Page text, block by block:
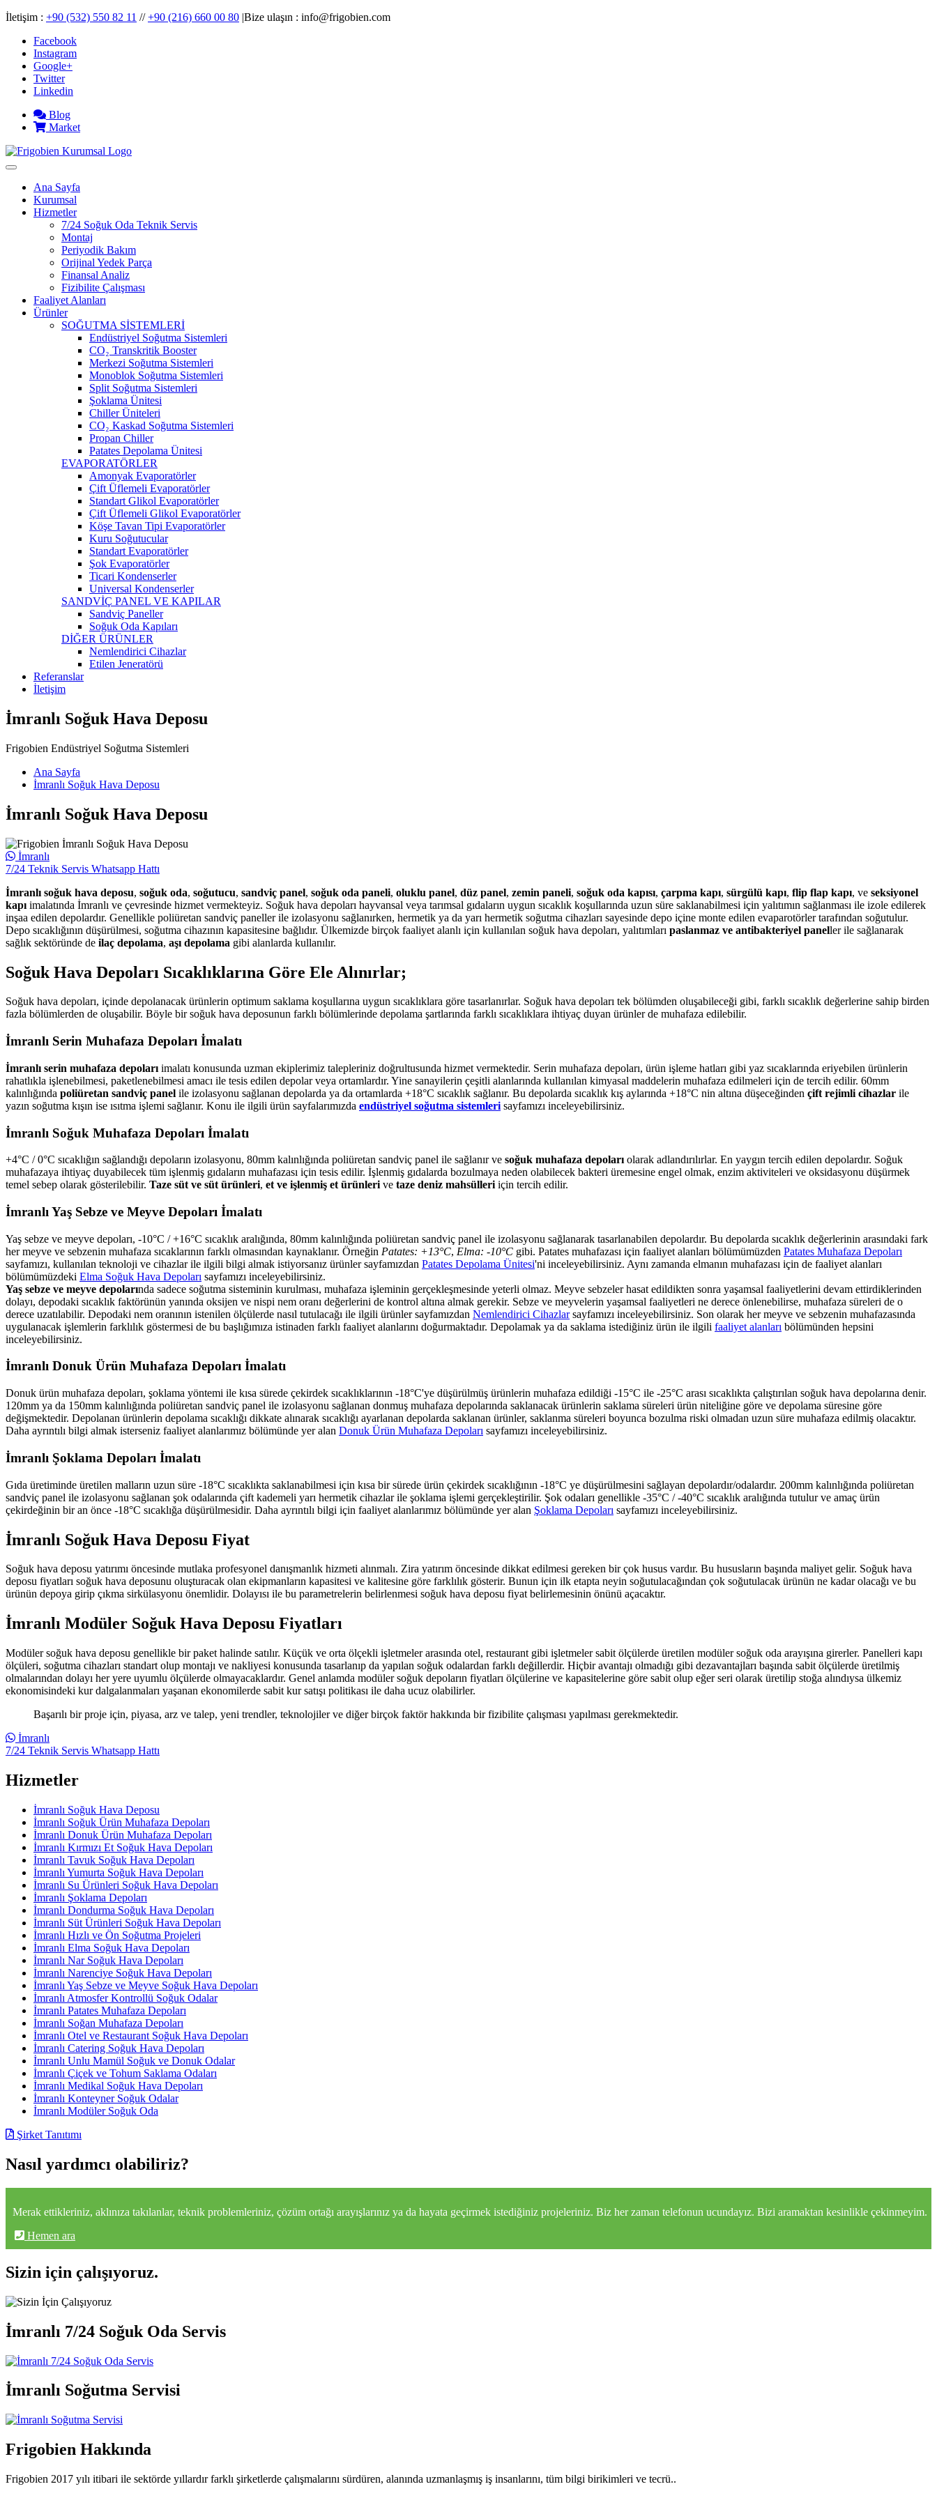
İletişim : +90 (532) 550 82 11 //+90 (216) 660 00 80 |Bize ulaşın : info@frigobien.com
Facebook
Instagram
Google+
Twitter
Linkedin
Blog
Market
Ana Sayfa
Kurumsal
Hizmetler
7/24 Soğuk Oda Teknik Servis
Montaj
Periyodik Bakım
Orijinal Yedek Parça
Finansal Analiz
Fizibilite Çalışması
Faaliyet Alanları
Ürünler
SOĞUTMA SİSTEMLERİ
Endüstriyel Soğutma Sistemleri
CO₂ Transkritik Booster
Merkezi Soğutma Sistemleri
Monoblok Soğutma Sistemleri
Split Soğutma Sistemleri
Şoklama Ünitesi
Chiller Üniteleri
CO₂ Kaskad Soğutma Sistemleri
Propan Chiller
Patates Depolama Ünitesi
EVAPORATÖRLER
Amonyak Evaporatörler
Çift Üflemeli Evaporatörler
Standart Glikol Evaporatörler
Çift Üflemeli Glikol Evaporatörler
Köşe Tavan Tipi Evaporatörler
Kuru Soğutucular
Standart Evaporatörler
Şok Evaporatörler
Ticari Kondenserler
Universal Kondenserler
SANDVİÇ PANEL VE KAPILAR
Sandviç Paneller
Soğuk Oda Kapıları
DİĞER ÜRÜNLER
Nemlendirici Cihazlar
Etilen Jeneratörü
Referanslar
İletişim
İmranlı Soğuk Hava Deposu
Frigobien Endüstriyel Soğutma Sistemleri
Ana Sayfa
İmranlı Soğuk Hava Deposu
İmranlı Soğuk Hava Deposu
İmranlı
7/24 Teknik Servis Whatsapp Hattı
İmranlı soğuk hava deposu, soğuk oda, soğutucu, sandviç panel, soğuk oda paneli, oluklu panel, düz panel, zemin paneli, soğuk oda kapısı, çarpma kapı, sürgülü kapı, flip flap kapı, ve seksiyonel
kapı imalatında İmranlı ve çevresinde hizmet vermekteyiz. Soğuk hava depoları hayvansal veya tarımsal gıdaların uygun sıcaklık koşullarında uzun süre saklanabilmesi için yalıtımın sağlanması ile izole edilerek
inşaa edilen depolardır. Genellikle poliüretan sandviç paneller ile izolasyonu sağlanırken, hermetik ya da yarı hermetik soğutma cihazları sayesinde depo içine monte edilen evaparotörler tarafından soğutulur.
Depo sıcaklığının düşürülmesi, soğutma cihazının kapasitesine bağlıdır. Ülkemizde birçok faaliyet alanlı için kullanılan soğuk hava depoları, yalıtımları paslanmaz ve antibakteriyel paneller ile sağlanarak
sağlık sektöründe de ilaç depolama, aşı depolama gibi alanlarda kullanılır.
Soğuk Hava Depoları Sıcaklıklarına Göre Ele Alınırlar;
Soğuk hava depoları, içinde depolanacak ürünlerin optimum saklama koşullarına uygun sıcaklıklara göre tasarlanırlar. Soğuk hava depoları tek bölümden oluşabileceği gibi, farklı sıcaklık değerlerine sahip birden
fazla bölümlerden de oluşabilir. Böyle bir soğuk hava deposunun farklı bölümlerinde depolama şartlarında farklı sıcaklıklara ihtiyaç duyan ürünler de muhafaza edilebilir.
İmranlı Serin Muhafaza Depoları İmalatı
İmranlı serin muhafaza depoları imalatı konusunda uzman ekiplerimiz talepleriniz doğrultusunda hizmet vermektedir. Serin muhafaza depoları, ürün işleme hatları gibi yaz sıcaklarında eriyebilen ürünlerin
rahatlıkla işlenebilmesi, paketlenebilmesi amacı ile tesis edilen depolar veya ortamlardır. Yine sanayilerin çeşitli alanlarında kullanılan kimyasal maddelerin muhafaza edilmeleri için de tercih edilir. 60mm
kalınlığında poliüretan sandviç panel ile izolasyonu sağlanan depolarda ya da ortamlarda +18°C sıcaklık sağlanır. Bu depolarda sıcaklık kış aylarında +18°C nin altına düşeceğinden çift rejimli cihazlar ile
yazın soğutma kışın ise ısıtma işlemi sağlanır. Konu ile ilgili ürün sayfalarımızda endüstriyel soğutma sistemleri sayfamızı inceleyebilirsiniz.
İmranlı Soğuk Muhafaza Depoları İmalatı
+4°C / 0°C sıcaklığın sağlandığı depoların izolasyonu, 80mm kalınlığında poliüretan sandviç panel ile sağlanır ve soğuk muhafaza depoları olarak adlandırılırlar. En yaygın tercih edilen depolardır. Soğuk
muhafazaya ihtiyaç duyabilecek tüm işlenmiş gıdaların muhafazası için tesis edilir. İşlenmiş gıdalarda bozulmaya neden olabilecek bakteri üremesine engel olmak, enzim aktiviteleri ve oksidasyonu düşürmek
temel sebep olarak gösterilebilir. Taze süt ve süt ürünleri, et ve işlenmiş et ürünleri ve taze deniz mahsülleri için tercih edilir.
İmranlı Yaş Sebze ve Meyve Depoları İmalatı
Yaş sebze ve meyve depoları, -10°C / +16°C sıcaklık aralığında, 80mm kalınlığında poliüretan sandviç panel ile izolasyonu sağlanarak tasarlanabilen depolardır. Bu depolarda sıcaklık değerlerinin arasındaki fark
her meyve ve sebzenin muhafaza sıcaklarının farklı olmasından kaynaklanır. Örneğin Patates: +13°C, Elma: -10°C gibi. Patates muhafazası için faaliyet alanları bölümümüzden Patates Muhafaza Depoları
sayfamızı, kullanılan teknoloji ve cihazlar ile ilgili bilgi almak istiyorsanız ürünler sayfamızdan Patates Depolama Ünitesi'ni inceleyebilirsiniz. Aynı zamanda elmanın muhafazası için de faaliyet alanları
bölümümüzdeki Elma Soğuk Hava Depoları sayfamızı inceleyebilirsiniz.
Yaş sebze ve meyve depolarında sadece soğutma sisteminin kurulması, muhafaza işleminin gerçekleşmesinde yeterli olmaz. Meyve sebzeler hasat edildikten sonra yaşamsal faaliyetlerini devam ettirdiklerinden
dolayı, depodaki sıcaklık faktörünün yanında oksijen ve nispi nem oranı değerlerini de kontrol altına almak gerekir. Sebze ve meyvelerin yaşamsal faaliyetleri ne derece önlenebilirse, muhafaza süreleri de o
derece uzatılabilir. Depodaki nem oranının istenilen ölçülerde nasıl tutulacağı ile ilgili ürünler sayfamızdan Nemlendirici Cihazlarsayfamızı inceleyebilirsiniz. Son olarak her meyve ve sebzenin muhafazasında
uygulanacak işlemlerin farklılık göstermesi de bu başlığımıza istinaden farklı faaliyet alanlarını doğurmaktadır. Depolamak ya da saklama istediğiniz ürün ile ilgili faaliyet alanları bölümünden hepsini
inceleyebilirsiniz.
İmranlı Donuk Ürün Muhafaza Depoları İmalatı
Donuk ürün muhafaza depoları, şoklama yöntemi ile kısa sürede çekirdek sıcaklıklarının -18°C'ye düşürülmüş ürünlerin muhafaza edildiği -15°C ile -25°C arası sıcaklıkta çalıştırılan soğuk hava depolarına denir.
120mm ya da 150mm kalınlığında poliüretan sandviç panel ile izolasyonu sağlanan donmuş muhafaza depolarında saklanacak ürünlerin saklama süreleri ürün niteliğine göre ve depolama süresine göre
değişmektedir. Depolanan ürünlerin depolama sıcaklığı dikkate alınarak sıcaklığı ayarlanan depolarda saklanan ürünler, saklanma süreleri boyunca bozulma riski olmadan uzun süre muhafaza edilmiş olacaktır.
Daha ayrıntılı bilgi almak isterseniz faaliyet alanlarımız bölümünde yer alan Donuk Ürün Muhafaza Depoları sayfamızı inceleyebilirsiniz.
İmranlı Şoklama Depoları İmalatı
Gıda üretiminde üretilen malların uzun süre -18°C sıcaklıkta saklanabilmesi için kısa bir sürede ürün çekirdek sıcaklığının -18°C ye düşürülmesini sağlayan depolardır/odalardır. 200mm kalınlığında poliüretan
sandviç panel ile izolasyonu sağlanan şok odalarında çift kademeli yarı hermetik cihazlar ile şoklama işlemi gerçekleştirilir. Şok odaları genellikle -35°C / -40°C sıcaklık aralığında tutulur ve amaç ürün
çekirdeğinin bir an önce -18°C sıcaklığa düşürülmesidir. Daha ayrıntılı bilgi için faaliyet alanlarımız bölümünde yer alan Şoklama Depoları sayfamızı inceleyebilirsiniz.
İmranlı Soğuk Hava Deposu Fiyat
Soğuk hava deposu yatırımı öncesinde mutlaka profesyonel danışmanlık hizmeti alınmalı. Zira yatırım öncesinde dikkat edilmesi gereken bir çok husus vardır. Bu hususların başında maliyet gelir. Soğuk hava
deposu fiyatları soğuk hava deposunu oluşturacak olan ekipmanların kapasitesi ve kalitesine göre farklılık gösterir. Bunun için ilk etapta neyin soğutulacağından çok soğutulacak ürünün ne kadar olacağı ve bu
ürünün depoya girip çıkma sirkülasyonu önemlidir. Dolayısı ile bu parametrelerin belirlenmesi soğuk hava deposu fiyat belirlemesinin önünü açacaktır.
İmranlı Modüler Soğuk Hava Deposu Fiyatları
Modüler soğuk hava deposu genellikle bir paket halinde satılır. Küçük ve orta ölçekli işletmeler arasında otel, restaurant gibi işletmeler sabit ölçülerde üretilen modüler soğuk oda arayışına girerler. Panelleri kapı
ölçüleri, soğutma cihazları standart olup montajı ve nakliyesi konusunda tasarlanıp da yapılan soğuk odalardan farklı değillerdir. Hiçbir avantajı olmadığı gibi dezavantajları başında sabit ölçülerde üretilmiş
olmalarından dolayı her yere uyumlu ölçülerde olmayacaklardır. Genel anlamda modüler soğuk depoların fiyatları ölçülerine ve kapasitelerine göre sabit olup eğer seri olarak üretilip stoğa alındıysa ülkemiz
ekonomisindeki kur dalgalanmaları yaşanan ekonomilerde sabit kur satışı politikası ile daha ucuz olabilirler.
Başarılı bir proje için, piyasa, arz ve talep, yeni trendler, teknolojiler ve diğer birçok faktör hakkında bir fizibilite çalışması yapılması gerekmektedir.
İmranlı
7/24 Teknik Servis Whatsapp Hattı
Hizmetler
İmranlı Soğuk Hava Deposu
İmranlı Soğuk Ürün Muhafaza Depoları
İmranlı Donuk Ürün Muhafaza Depoları
İmranlı Kırmızı Et Soğuk Hava Depoları
İmranlı Tavuk Soğuk Hava Depoları
İmranlı Yumurta Soğuk Hava Depoları
İmranlı Su Ürünleri Soğuk Hava Depoları
İmranlı Şoklama Depoları
İmranlı Dondurma Soğuk Hava Depoları
İmranlı Süt Ürünleri Soğuk Hava Depoları
İmranlı Hızlı ve Ön Soğutma Projeleri
İmranlı Elma Soğuk Hava Depoları
İmranlı Nar Soğuk Hava Depoları
İmranlı Narenciye Soğuk Hava Depoları
İmranlı Yaş Sebze ve Meyve Soğuk Hava Depoları
İmranlı Atmosfer Kontrollü Soğuk Odalar
İmranlı Patates Muhafaza Depoları
İmranlı Soğan Muhafaza Depoları
İmranlı Otel ve Restaurant Soğuk Hava Depoları
İmranlı Catering Soğuk Hava Depoları
İmranlı Unlu Mamül Soğuk ve Donuk Odalar
İmranlı Çiçek ve Tohum Saklama Odaları
İmranlı Medikal Soğuk Hava Depoları
İmranlı Konteyner Soğuk Odalar
İmranlı Modüler Soğuk Oda
Şirket Tanıtımı
Nasıl yardımcı olabiliriz?
Merak ettikleriniz, aklınıza takılanlar, teknik problemleriniz, çözüm ortağı arayışlarınız ya da hayata geçirmek istediğiniz projeleriniz. Biz her zaman telefonun ucundayız. Bizi aramaktan kesinlikle çekinmeyim.
Hemen ara
Sizin için çalışıyoruz.
İmranlı 7/24 Soğuk Oda Servis
İmranlı Soğutma Servisi
Frigobien Hakkında
Frigobien 2017 yılı itibari ile sektörde yıllardır farklı şirketlerde çalışmalarını sürdüren, alanında uzmanlaşmış iş insanlarını, tüm bilgi birikimleri ve tecrü..